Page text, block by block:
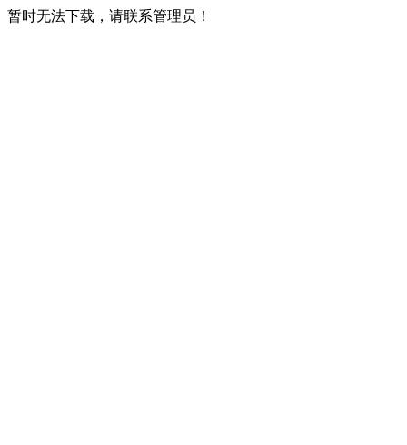
暂时无法下载，请联系管理员！